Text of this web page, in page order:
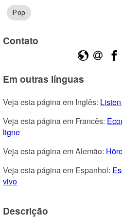
Pop
Contato
Em outras línguas
Veja esta página em Inglês:
Veja esta página em Francês:
ligne
Veja esta página em Alemão:
Veja esta página em Espanhol:
vivo
Descrição